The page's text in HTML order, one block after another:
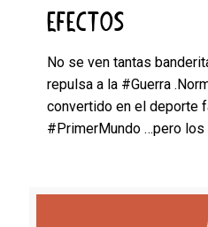
EFECTOS
No se ven tantas
repulsa a la #Guerra
convertido en el deporte
#PrimerMundo …pero los